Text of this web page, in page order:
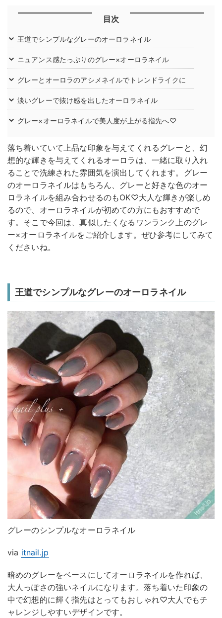
目次
王道でシンプルなグレーのオーロラネイル
ニュアンス感たっぷりのグレー×オーロラネイル
グレーとオーロラのアシメネイルでトレンドライクに
淡いグレーで抜け感を出したオーロラネイル
グレー×オーロラネイルで美人度が上がる指先へ♡
落ち着いていて上品な印象を与えてくれるグレーと、幻
想的な輝きを与えてくれるオーロラは、一緒に取り入れ
ることで洗練された雰囲気を演出してくれます。グレー
のオーロラネイルはもちろん、グレーと好きな色のオー
ロラネイルを組み合わせるのもOK♡大人な輝きが楽しめ
るので、オーロラネイルが初めての方にもおすすめで
す。そこで今回は、真似したくなるワンランク上のグレ
ー×オーロラネイルをご紹介します。ぜひ参考にしてみて
くださいね。
王道でシンプルなグレーのオーロラネイル
グレーのシンプルなオーロラネイル
via itnail.jp
暗めのグレーをベースにしてオーロラネイルを作れば、
大人っぽさの強いネイルになります。落ち着いた印象の
中で幻想的に輝く指先はとってもおしゃれ♡大人でもチ
ャレンジしやすいデザインです。